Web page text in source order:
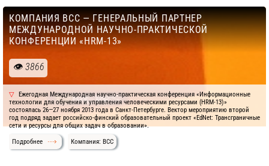
КОМПАНИЯ ВСС — ГЕНЕРАЛЬНЫЙ ПАРТНЕР
МЕЖДУНАРОДНОЙ НАУЧНО-ПРАКТИЧЕСКОЙ
КОНФЕРЕНЦИИ «HRM-13»
3866
Ежегодная Международная научно-практическая конференция «Информационные
технологии для обучения и управления человеческими ресурсами (HRM-13)»
состоялась 26—27 ноября 2013 года в Санкт-Петербурге. Вектор мероприятию второй
год подряд задает российско-финский образовательный проект «EdNet: Трансграничные
сети и ресурсы для общих задач в образовании».
Подробнее Компания: BCC